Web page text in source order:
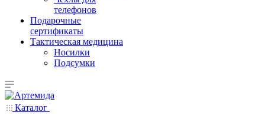
телефонов
Подарочные
сертификаты
Тактическая медицина
Носилки
Подсумки
Каталог